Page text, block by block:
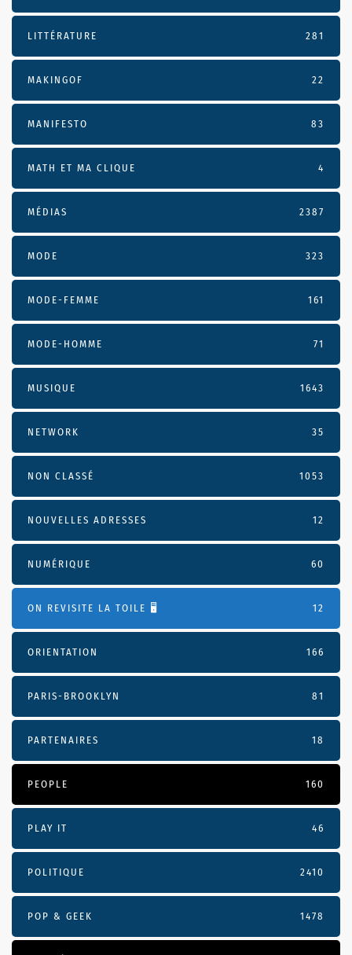
LITTÉRATURE 281
MAKINGOF 22
MANIFESTO 83
MATH ET MA CLIQUE 4
MÉDIAS 2387
MODE 323
MODE-FEMME 161
MODE-HOMME 71
MUSIQUE 1643
NETWORK 35
NON CLASSÉ 1053
NOUVELLES ADRESSES 12
NUMÉRIQUE 60
ON REVISITE LA TOILE 🖥️ 12
ORIENTATION 166
PARIS-BROOKLYN 81
PARTENAIRES 18
PEOPLE 160
PLAY IT 46
POLITIQUE 2410
POP & GEEK 1478